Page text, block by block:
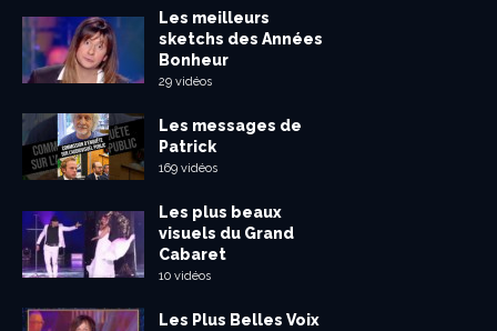
Les meilleurs
sketchs des Années
Bonheur
29 vidéos
Les messages de
Patrick
169 vidéos
Les plus beaux
visuels du Grand
Cabaret
10 vidéos
Les Plus Belles Voix